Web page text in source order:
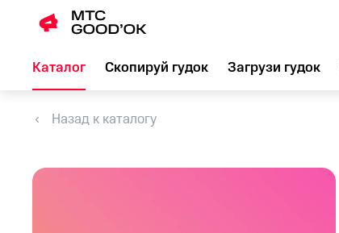
Каталог Скопируй гудок Загрузи гудок
Назад к каталогу